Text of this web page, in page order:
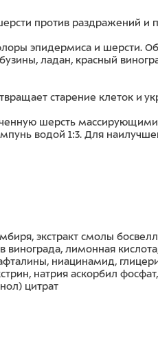
против раздражений и
эпидермиса и шерсти.
ладан, красный
старение клеток и
шерсть
водой 1:3. Для
экстракт смолы
лимонная
ниацинамид,
натрия аскорбил
цитрат